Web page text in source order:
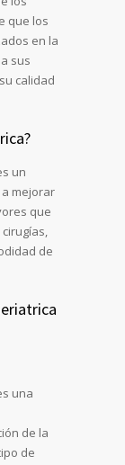
que los
en la
sus
calidad
un
mejorar
que
de
una
de la
de